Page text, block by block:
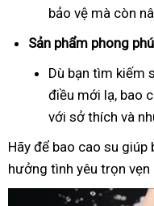
bảo vệ mà còn
Sản phẩm phong
Dù bạn tìm kiếm
điều mới lạ, bao
với sở thích và
Hãy để bao cao su giúp
hưởng tình yêu trọn vẹn